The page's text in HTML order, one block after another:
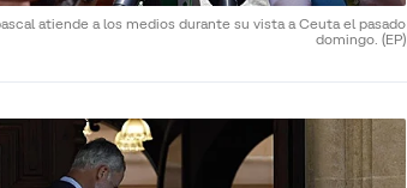
atiende a los medios durante su vista a Ceuta el pasado
domingo. (EP)